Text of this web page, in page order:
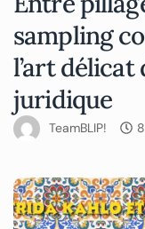
sampling
l’art délicat
juridique
TeamBLIP!